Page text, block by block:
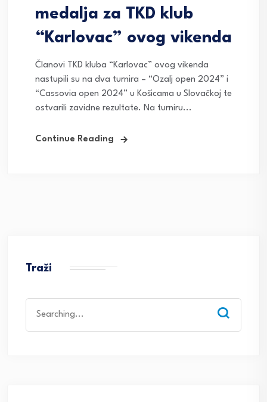
medalja za TKD klub
“Karlovac” ovog vikenda
Članovi TKD kluba “Karlovac” ovog vikenda
nastupili su na dva turnira – “Ozalj open 2024” i
“Cassovia open 2024” u Košicama u Slovačkoj te
ostvarili zavidne rezultate. Na turniru...
Continue Reading
Traži
for: